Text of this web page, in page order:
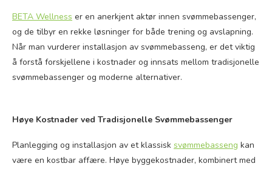
BETA Wellness er en anerkjent aktør innen svømmebassenger,
og de tilbyr en rekke løsninger for både trening og avslapning.
Når man vurderer installasjon av svømmebasseng, er det viktig
å forstå forskjellene i kostnader og innsats mellom tradisjonelle
svømmebassenger og moderne alternativer.
Høye Kostnader ved Tradisjonelle Svømmebassenger
Planlegging og installasjon av et klassisk svømmebasseng kan
være en kostbar affære. Høye byggekostnader, kombinert med